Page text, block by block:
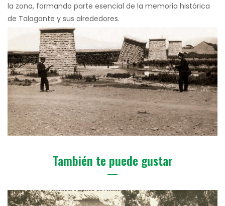
la zona, formando parte esencial de la memoria histórica
de Talagante y sus alrededores.
También te puede gustar